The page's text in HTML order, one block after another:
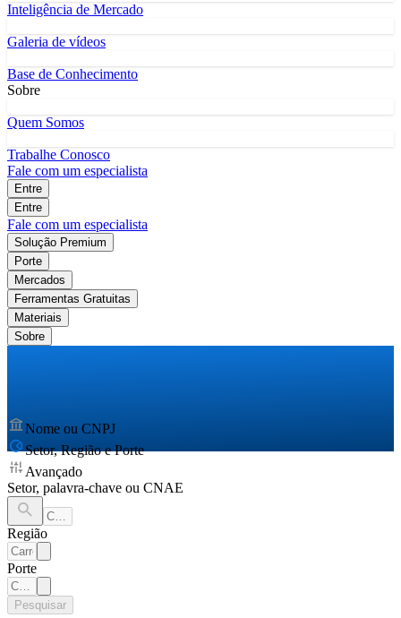
Inteligência de Mercado
Galeria de vídeos
Base de Conhecimento
Sobre
Quem Somos
Trabalhe Conosco
Fale com um especialista
Entre
Entre
Fale com um especialista
Solução Premium
Porte
Mercados
Ferramentas Gratuitas
Materiais
Sobre
Nome ou CNPJ
Setor, Região e Porte
Avançado
Setor, palavra-chave ou CNAE
Região
Porte
Pesquisar